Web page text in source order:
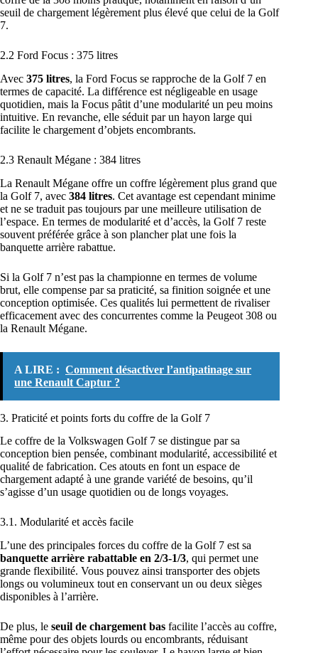
seuil de chargement légèrement plus élevé que celui de la Golf
7.
2.2 Ford Focus : 375 litres
Avec 375 litres, la Ford Focus se rapproche de la Golf 7 en
termes de capacité. La différence est négligeable en usage
quotidien, mais la Focus pâtit d’une modularité un peu moins
intuitive. En revanche, elle séduit par un hayon large qui
facilite le chargement d’objets encombrants.
2.3 Renault Mégane : 384 litres
La Renault Mégane offre un coffre légèrement plus grand que
la Golf 7, avec 384 litres. Cet avantage est cependant minime
et ne se traduit pas toujours par une meilleure utilisation de
l’espace. En termes de modularité et d’accès, la Golf 7 reste
souvent préférée grâce à son plancher plat une fois la
banquette arrière rabattue.
Si la Golf 7 n’est pas la championne en termes de volume
brut, elle compense par sa praticité, sa finition soignée et une
conception optimisée. Ces qualités lui permettent de rivaliser
efficacement avec des concurrentes comme la Peugeot 308 ou
la Renault Mégane.
A LIRE : Comment désactiver l’antipatinage sur
une Renault Captur ?
3. Praticité et points forts du coffre de la Golf 7
Le coffre de la Volkswagen Golf 7 se distingue par sa
conception bien pensée, combinant modularité, accessibilité et
qualité de fabrication. Ces atouts en font un espace de
chargement adapté à une grande variété de besoins, qu’il
s’agisse d’un usage quotidien ou de longs voyages.
3.1. Modularité et accès facile
L’une des principales forces du coffre de la Golf 7 est sa
banquette arrière rabattable en 2/3-1/3, qui permet une
grande flexibilité. Vous pouvez ainsi transporter des objets
longs ou volumineux tout en conservant un ou deux sièges
disponibles à l’arrière.
De plus, le seuil de chargement bas facilite l’accès au coffre,
même pour des objets lourds ou encombrants, réduisant